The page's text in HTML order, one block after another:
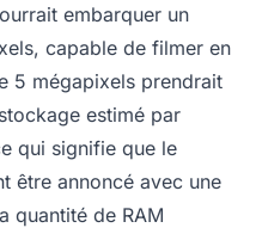
embarquer un
capable de filmer en
5 mégapixels prendrait
estimé par
qui signifie que le
être annoncé avec une
quantité de RAM